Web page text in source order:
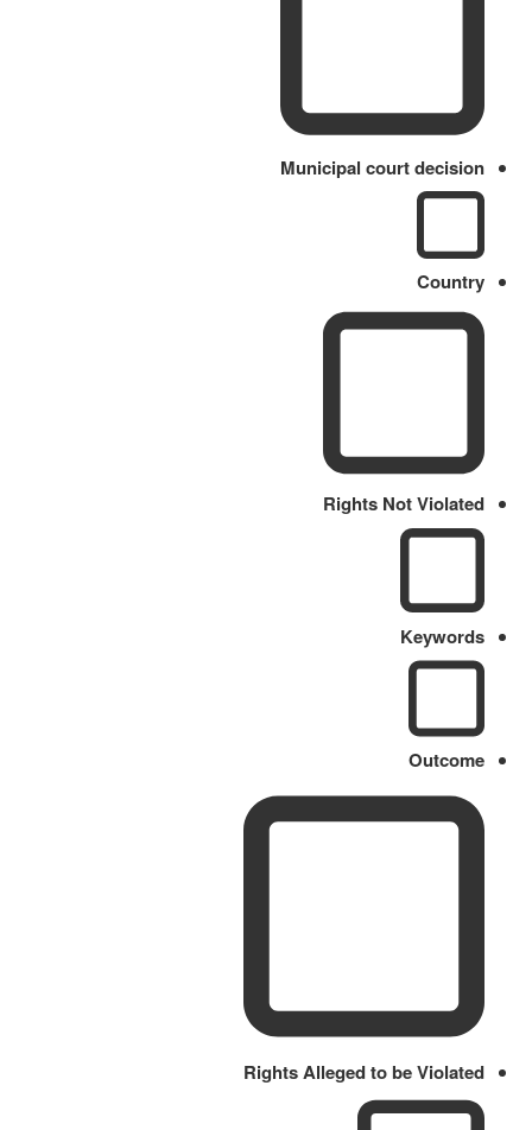
Municipal court decision
Country
Rights Not Violated
Keywords
Outcome
Rights Alleged to be Violated